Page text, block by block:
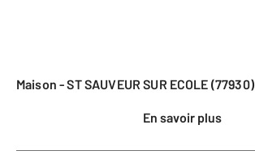
Maison - ST SAUVEUR SUR ECOLE (77930)
En savoir plus